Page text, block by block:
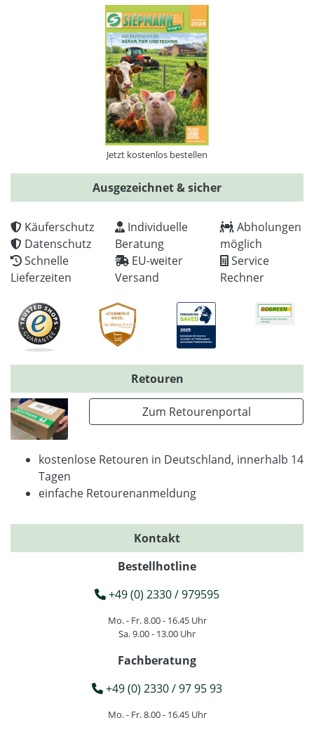
Jetzt kostenlos bestellen
Ausgezeichnet & sicher
Käuferschutz
Datenschutz
Schnelle
Lieferzeiten
Individuelle
Beratung
EU-weiter
Versand
Abholungen
möglich
Service
Rechner
Retouren
Zum Retourenportal
kostenlose Retouren in Deutschland, innerhalb 14
Tagen
einfache Retourenanmeldung
Kontakt
Bestellhotline
+49 (0) 2330 / 979595
Mo. - Fr. 8.00 - 16.45 Uhr
Sa. 9.00 - 13.00 Uhr
Fachberatung
+49 (0) 2330 / 97 95 93
Mo. - Fr. 8.00 - 16.45 Uhr